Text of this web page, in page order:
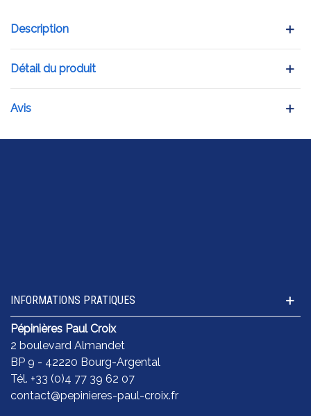
Description
Détail du produit
Avis
INFORMATIONS PRATIQUES
Pépinières Paul Croix
2 boulevard Almandet
BP 9 - 42220 Bourg-Argental
Tél. +33 (0)4 77 39 62 07
contact@pepinieres-paul-croix.fr